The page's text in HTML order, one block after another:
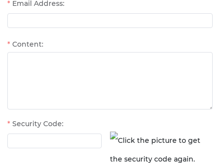
Email Address:
Content:
Security Code: